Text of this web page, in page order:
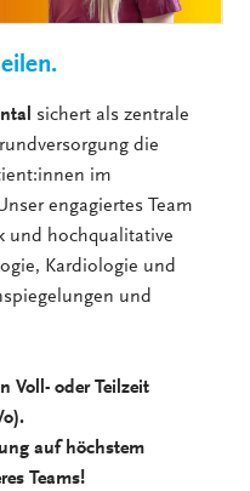
sichert als zentrale
die
im
engagiertes Team
und hochqualitative
Kardiologie und
und
Voll- oder Teilzeit
auf höchstem
Teams!